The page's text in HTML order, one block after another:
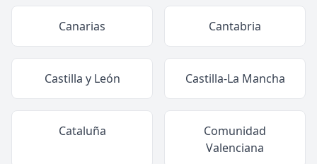
Canarias Cantabria
Castilla y León Castilla-La Mancha
Cataluña
Comunidad
Valenciana